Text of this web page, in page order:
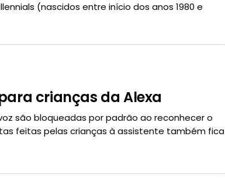
(nascidos entre início dos anos 1980 e
crianças da Alexa
são bloqueadas por padrão ao reconhecer o
feitas pelas crianças à assistente também fica